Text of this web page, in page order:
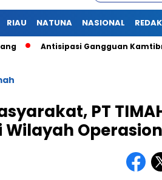
RIAU NATUNA NASIONAL
Gangguan Kamtibmas Saat
PT